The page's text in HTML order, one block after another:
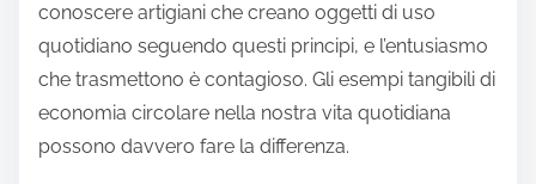
conoscere artigiani che creano oggetti di uso
quotidiano seguendo questi principi, e l’entusiasmo
che trasmettono è contagioso. Gli esempi tangibili di
economia circolare nella nostra vita quotidiana
possono davvero fare la differenza.